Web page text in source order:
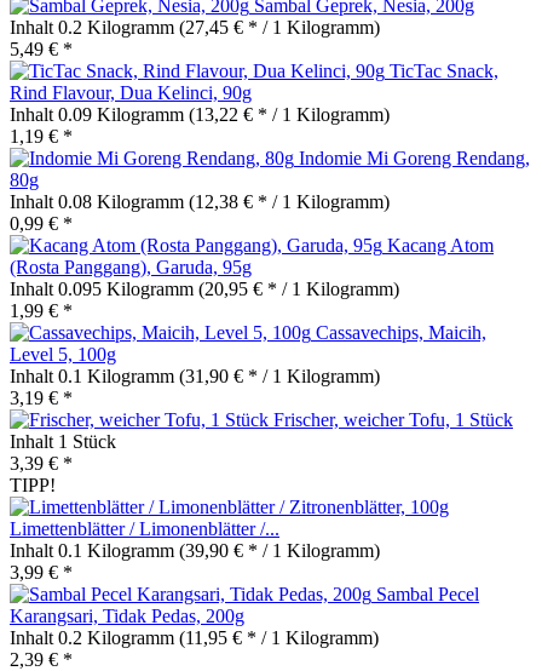
Sambal Geprek, Nesia, 200g
Inhalt 0.2 Kilogramm (27,45 € * / 1 Kilogramm)
5,49 € *
TicTac Snack,
Rind Flavour, Dua Kelinci, 90g
Inhalt 0.09 Kilogramm (13,22 € * / 1 Kilogramm)
1,19 € *
Indomie Mi Goreng Rendang,
80g
Inhalt 0.08 Kilogramm (12,38 € * / 1 Kilogramm)
0,99 € *
Kacang Atom
(Rosta Panggang), Garuda, 95g
Inhalt 0.095 Kilogramm (20,95 € * / 1 Kilogramm)
1,99 € *
Cassavechips, Maicih,
Level 5, 100g
Inhalt 0.1 Kilogramm (31,90 € * / 1 Kilogramm)
3,19 € *
Frischer, weicher Tofu, 1 Stück
Inhalt 1 Stück
3,39 € *
TIPP!
Limettenblätter / Limonenblätter /...
Inhalt 0.1 Kilogramm (39,90 € * / 1 Kilogramm)
3,99 € *
Sambal Pecel
Karangsari, Tidak Pedas, 200g
Inhalt 0.2 Kilogramm (11,95 € * / 1 Kilogramm)
2,39 € *